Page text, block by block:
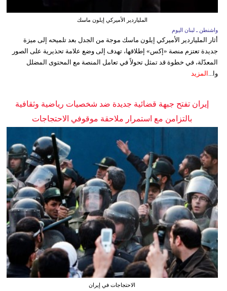
الملياردير الأميركي إيلون ماسك
واشنطن ـ لبنان اليوم
أثار الملياردير الأميركي إيلون ماسك موجة من الجدل بعد تلميحه إلى ميزة
جديدة تعتزم منصة «إكس» إطلاقها، تهدف إلى وضع علامة تحذيرية على الصور
المعدّلة، في خطوة قد تمثل تحولاً في تعامل المنصة مع المحتوى المضلل
وا... المزيد
إيران تفتح جبهة قضائية جديدة ضد شخصيات رياضية وثقافية
بالتزامن مع استمرار ملاحقة موقوفي الاحتجاجات
الاحتجاجات في إيران